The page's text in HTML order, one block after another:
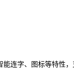
连字、图标等特性